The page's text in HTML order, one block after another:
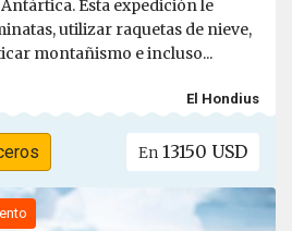
Esta expedición le
utilizar raquetas de nieve,
montañismo e incluso...
El Hondius
En 13150 USD